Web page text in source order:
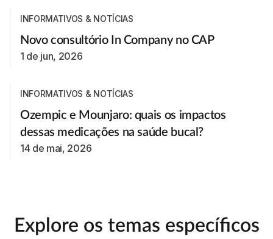
INFORMATIVOS & NOTÍCIAS
Novo consultório In Company no CAP
1 de jun, 2026
INFORMATIVOS & NOTÍCIAS
Ozempic e Mounjaro: quais os impactos
dessas medicações na saúde bucal?
14 de mai, 2026
Explore os temas específicos